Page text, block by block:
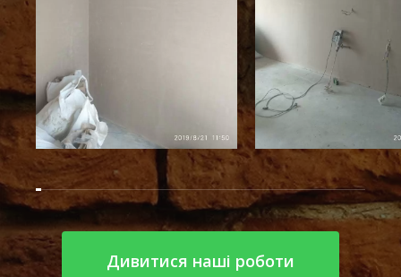
Дивитися наші роботи